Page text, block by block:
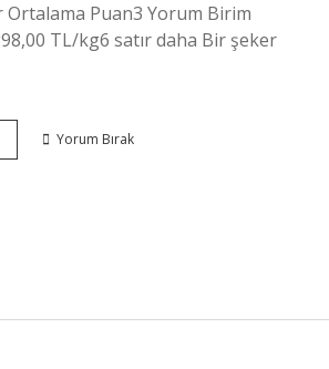
Puan3 Yorum Birim
TL/kg6 satır daha Bir şeker
KooperatifYorum Bırak